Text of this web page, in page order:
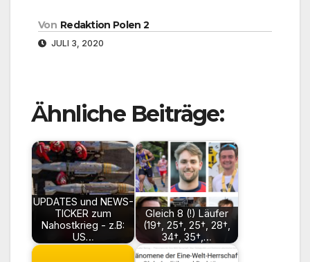
Von Redaktion Polen 2
JULI 3, 2020
Ähnliche Beiträge:
UPDATES und NEWS-
TICKER zum
Nahostkrieg - z.B:
US…
Gleich 8 (!) Läufer
(19†, 25†, 25†, 28†,
34†, 35†,…